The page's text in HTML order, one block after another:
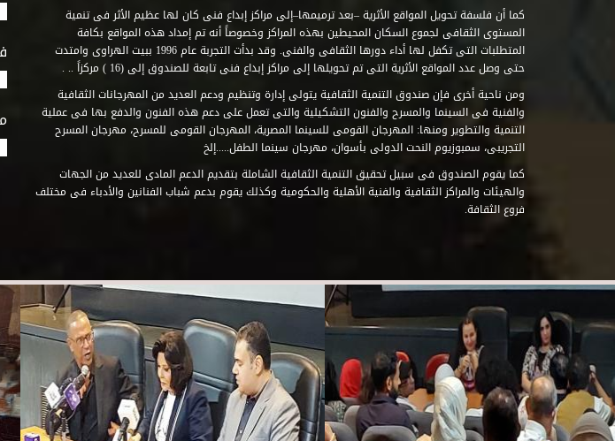
كما أن فلسفة تحويل المواقع الأثرية –بعد ترميمها–إلى مراكز إبداع فنى كان لها عظيم الأثر فى تنمية
المستوى الثقافى لجموع السكان المحيطين بهذه المراكز وخصوصاً أنه تم إمداد هذه المواقع بكافة
المتطلبات التى تكفل لها أداء دورها الثقافى والفنى. وقد بدأت التجربة عام 1996 ببيت الهراوى وامتدت
حتى وصل عدد المواقع الأثرية التى تم تحويلها إلى مراكز إبداع فنى تابعة للصندوق إلى (16 ) مركزاً .. .
ومن ناحية أخرى فإن صندوق التنمية الثقافية يتولى إدارة وتنظيم ودعم العديد من المهرجانات الثقافية
والفنية فى السينما والمسرح والفنون التشكيلية والتى تعمل على دعم هذه الفنون والدفع بها فى عملية
التنمية والتطوير ومنها: المهرجان القومى للسينما المصرية، المهرجان القومى للمسرح، مهرجان المسرح
التجريبى، سمبوزيوم النحت الدولى بأسوان، مهرجان سينما الطفل.....إلخ
كما يقوم الصندوق فى سبيل تحقيق التنمية الثقافية الشاملة بتقديم الدعم المادى للعديد من الجهات
والهيئات والمراكز الثقافية والفنية الأهلية والحكومية وكذلك يقوم بدعم شباب الفنانين والأدباء فى مختلف
فروع الثقافة.